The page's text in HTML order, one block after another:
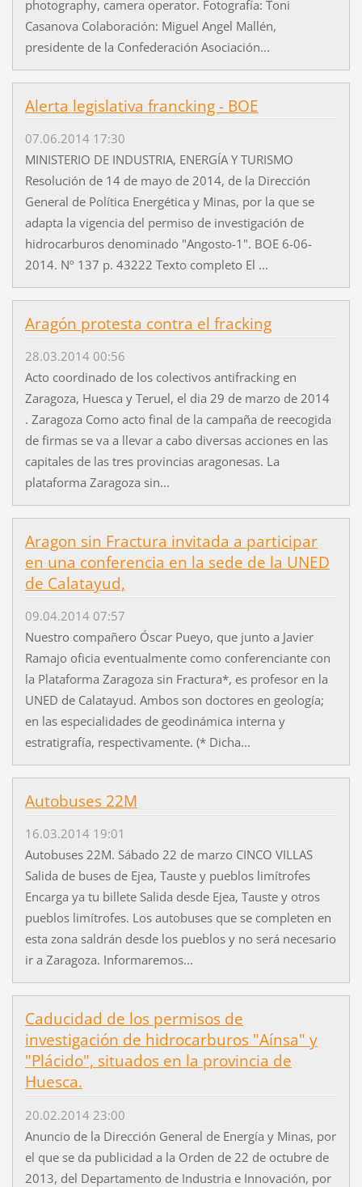
photography, camera operator. Fotografía: Toni
Casanova Colaboración: Miguel Angel Mallén,
presidente de la Confederación Asociación...
Alerta legislativa francking - BOE
07.06.2014 17:30
MINISTERIO DE INDUSTRIA, ENERGÍA Y TURISMO
Resolución de 14 de mayo de 2014, de la Dirección
General de Política Energética y Minas, por la que se
adapta la vigencia del permiso de investigación de
hidrocarburos denominado "Angosto-1". BOE 6-06-
2014. Nº 137 p. 43222 Texto completo El ...
Aragón protesta contra el fracking
28.03.2014 00:56
Acto coordinado de los colectivos antifracking en
Zaragoza, Huesca y Teruel, el dia 29 de marzo de 2014
. Zaragoza Como acto final de la campaña de reecogida
de firmas se va a llevar a cabo diversas acciones en las
capitales de las tres provincias aragonesas. La
plataforma Zaragoza sin...
Aragon sin Fractura invitada a participar
en una conferencia en la sede de la UNED
de Calatayud,
09.04.2014 07:57
Nuestro compañero Óscar Pueyo, que junto a Javier
Ramajo oficia eventualmente como conferenciante con
la Plataforma Zaragoza sin Fractura*, es profesor en la
UNED de Calatayud. Ambos son doctores en geología;
en las especialidades de geodinámica interna y
estratigrafía, respectivamente. (* Dicha...
Autobuses 22M
16.03.2014 19:01
Autobuses 22M. Sábado 22 de marzo CINCO VILLAS
Salida de buses de Ejea, Tauste y pueblos limítrofes
Encarga ya tu billete Salida desde Ejea, Tauste y otros
pueblos limítrofes. Los autobuses que se completen en
esta zona saldrán desde los pueblos y no será necesario
ir a Zaragoza. Informaremos...
Caducidad de los permisos de
investigación de hidrocarburos "Aínsa" y
"Plácido", situados en la provincia de
Huesca.
20.02.2014 23:00
Anuncio de la Dirección General de Energía y Minas, por
el que se da publicidad a la Orden de 22 de octubre de
2013, del Departamento de Industria e Innovación, por